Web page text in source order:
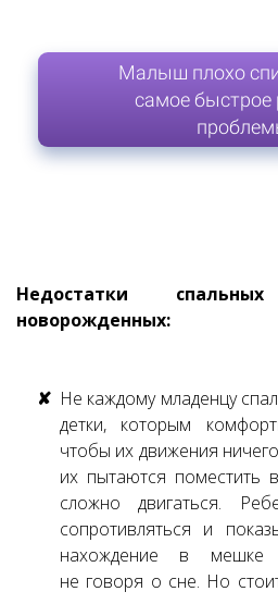
Малыш плохо
самое быстрое
Недостатки
новорожденных:
Не каждому младенцу
детки, которым
чтобы их движения
их пытаются поместить
сложно двигаться.
сопротивляться и
нахождение в
не говоря о сне. Но